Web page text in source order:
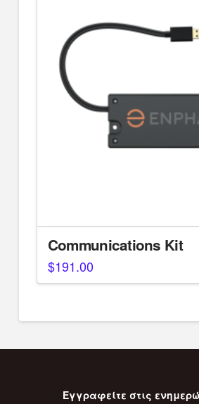
Communications Kit
$191.00
Εγγραφείτε στις